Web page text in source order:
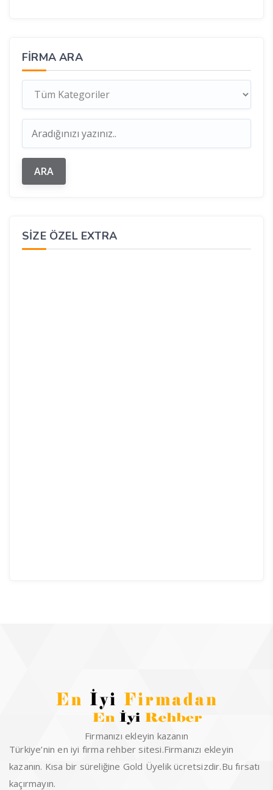
FIRMA ARA
SIZE ÖZEL EXTRA
Firmanızı ekleyin kazanın
Türkiye’nin en iyi firma rehber sitesi.Firmanızı ekleyin
kazanın. Kısa bir süreliğine Gold Üyelik ücretsizdir.Bu fırsatı
kaçırmayın.